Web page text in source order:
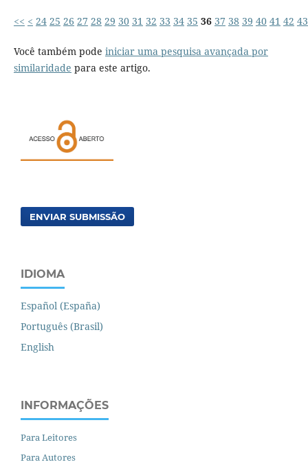
<< < 24 25 26 27 28 29 30 31 32 33 34 35 36 37 38 39 40 41 42 43
Você também pode iniciar uma pesquisa avançada por
similaridade para este artigo.
ENVIAR SUBMISSÃO
IDIOMA
Español (España)
Português (Brasil)
English
INFORMAÇÕES
Para Leitores
Para Autores